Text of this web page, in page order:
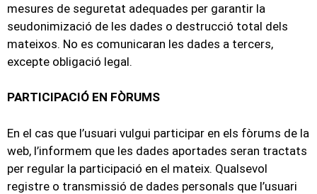
mesures de seguretat adequades per garantir la
seudonimizació de les dades o destrucció total dels
mateixos. No es comunicaran les dades a tercers,
excepte obligació legal.
PARTICIPACIÓ EN FÒRUMS
En el cas que l’usuari vulgui participar en els fòrums de la
web, l’informem que les dades aportades seran tractats
per regular la participació en el mateix. Qualsevol
registre o transmissió de dades personals que l’usuari